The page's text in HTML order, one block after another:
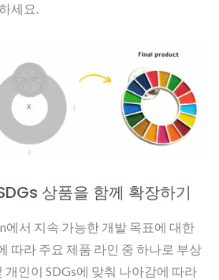
세요.
상품을 함께 확장하기
에서 지속 가능한 개발 목표에 대한
따라 주요 제품 라인 중 하나로 부상
개인이 SDGs에 맞춰 나아감에 따라